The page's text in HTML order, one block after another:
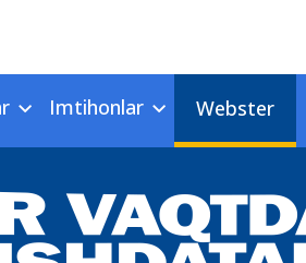
Imtihonlar Webster